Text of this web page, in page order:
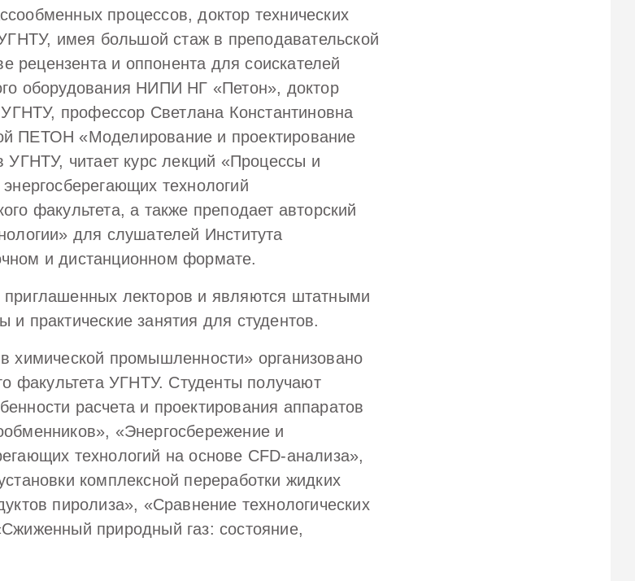
процессов, доктор технических
имея большой стаж в преподавательской
рецензента и оппонента для соискателей
оборудования НИПИ НГ «Петон», доктор
профессор Светлана Константиновна
ПЕТОН «Моделирование и проектирование
УГНТУ, читает курс лекций «Процессы и
технологий
факультета, а также преподает авторский
для слушателей Института
и дистанционном формате.
лекторов и являются штатными
практические занятия для студентов.
химической промышленности» организовано
факультета УГНТУ. Студенты получают
расчета и проектирования аппаратов
«Энергосбережение и
технологий на основе CFD-анализа»,
комплексной переработки жидких
пиролиза», «Сравнение технологических
природный газ: состояние,